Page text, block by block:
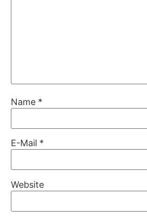
Name *
E-Mail *
Website